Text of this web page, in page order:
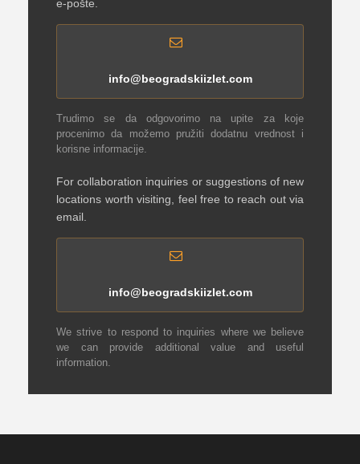
e-pošte.
info@beogradskiizlet.com
Trudimo se da odgovorimo na upite za koje
procenimo da možemo pružiti dodatnu vrednost i
korisne informacije.
For collaboration inquiries or suggestions of new
locations worth visiting, feel free to reach out via
email.
info@beogradskiizlet.com
We strive to respond to inquiries where we believe
we can provide additional value and useful
information.